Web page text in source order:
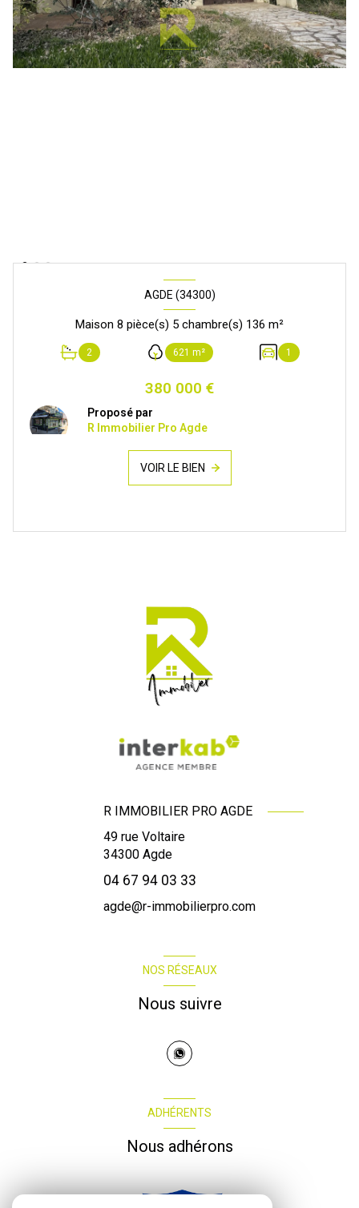
AGDE (34300)
Maison 8 pièce(s) 5 chambre(s) 136 m²
2 621 m² 1
380 000 €
Proposé par
R Immobilier Pro Agde
VOIR LE BIEN
R IMMOBILIER PRO AGDE
49 rue Voltaire
34300 Agde
04 67 94 03 33
agde@r-immobilierpro.com
NOS RÉSEAUX
Nous suivre
ADHÉRENTS
Nous adhérons